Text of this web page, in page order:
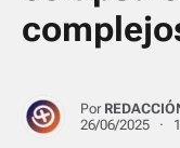
Por
26/06/2025 ·